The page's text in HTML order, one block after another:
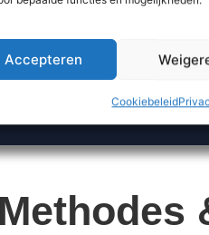
Accepteren
Cookiebeleid
Methodes